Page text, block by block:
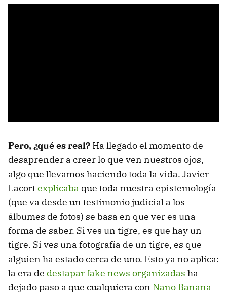
Pero, ¿qué es real? Ha llegado el momento de
desaprender a creer lo que ven nuestros ojos,
algo que llevamos haciendo toda la vida. Javier
Lacortexplicaba que toda nuestra epistemología
(que va desde un testimonio judicial a los
álbumes de fotos) se basa en que ver es una
forma de saber. Si ves un tigre, es que hay un
tigre. Si ves una fotografía de un tigre, es que
alguien ha estado cerca de uno. Esto ya no aplica:
la era de destapar fake news organizadas ha
dejado paso a que cualquiera con Nano Banana